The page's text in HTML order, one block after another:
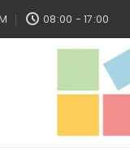
08:00 - 17:00